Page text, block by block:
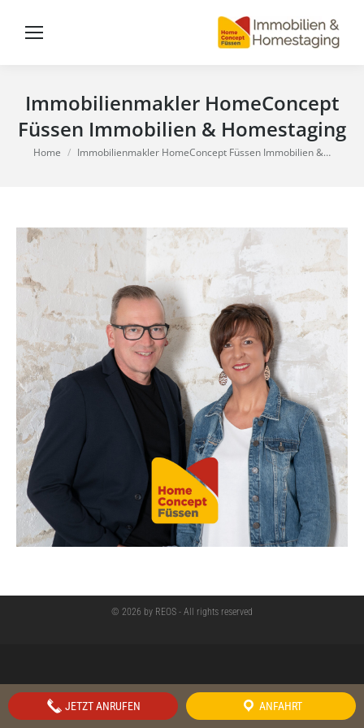
Immobilienmakler HomeConcept
Füssen Immobilien & Homestaging
You are here:
Home Immobilienmakler HomeConcept Füssen Immobilien &…
© 2026 by REOS - All rights reserved
JETZT ANRUFEN ANFAHRT